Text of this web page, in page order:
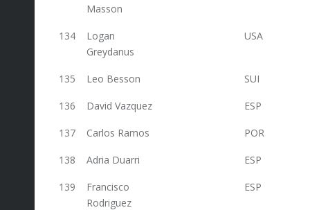
Masson
134
Logan
Greydanus
USA
135 Leo Besson SUI
136 David Vazquez ESP
137 Carlos Ramos POR
138 Adria Duarri ESP
139
Francisco
Rodriguez
ESP